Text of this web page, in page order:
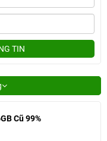
TIN
Cũ 99%